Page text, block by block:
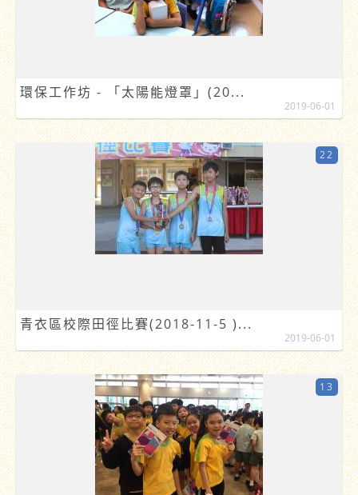
環保工作坊 - 「太陽能燈罩」(20...
2019-06-01
青衣區校際田徑比賽(2018-11-5 )...
22
2019-06-01
13